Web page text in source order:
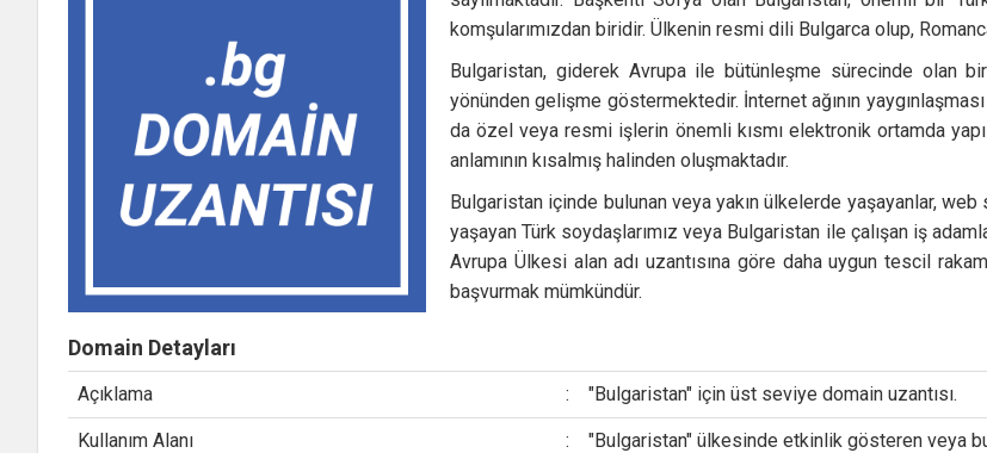
komşularımızdan biridir. Ülkenin resmi dili Bulgarca olup,
Bulgaristan, giderek Avrupa ile bütünleşme sürecinde olan
yönünden gelişme göstermektedir. İnternet ağının
da özel veya resmi işlerin önemli kısmı elektronik ortamda
anlamının kısalmış halinden oluşmaktadır.
Bulgaristan içinde bulunan veya yakın ülkelerde yaşayanlar,
yaşayan Türk soydaşlarımız veya Bulgaristan ile çalışan iş
Avrupa Ülkesi alan adı uzantısına göre daha uygun tescil
başvurmak mümkündür.
Domain Detayları
Açıklama : "Bulgaristan" için üst seviye domain uzantısı.
Kullanım Alanı : "Bulgaristan" ülkesinde etkinlik gösteren veya